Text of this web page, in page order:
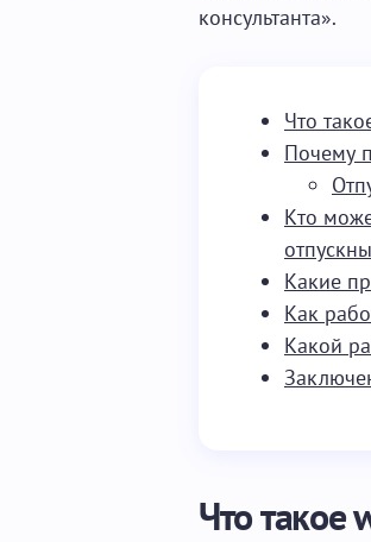
консультанта».
Что
Почему
Кто
Какие
Как
Какой
Что такое